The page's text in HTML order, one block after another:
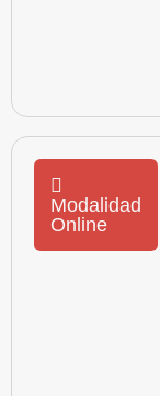
Modalidad
Online